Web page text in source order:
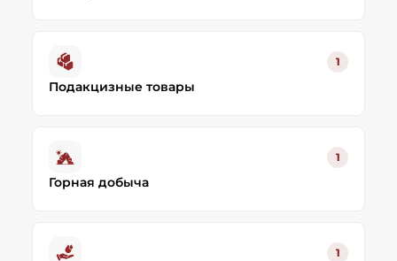
1
Подакцизные товары
1
Горная добыча
1